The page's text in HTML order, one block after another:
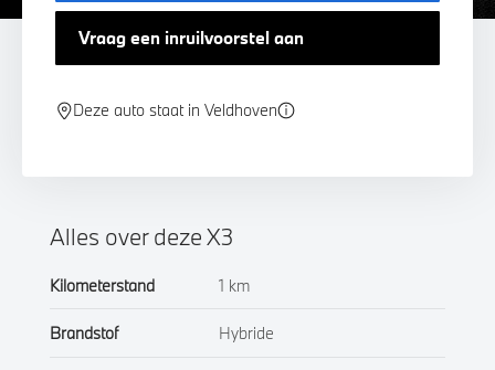
Vraag een inruilvoorstel aan
Deze auto staat in Veldhoven
Alles over deze X3
Kilometerstand 1 km
Brandstof Hybride